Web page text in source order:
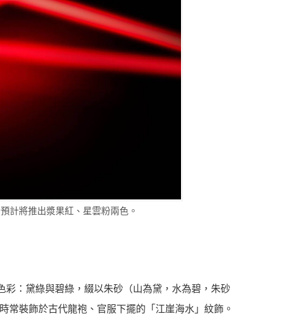
計將推出漿果紅、星雲粉兩色。
：黛綠與碧綠，綴以朱砂（山為黛，水為碧，朱砂
常裝飾於古代龍袍、官服下擺的「江崖海水」紋飾。